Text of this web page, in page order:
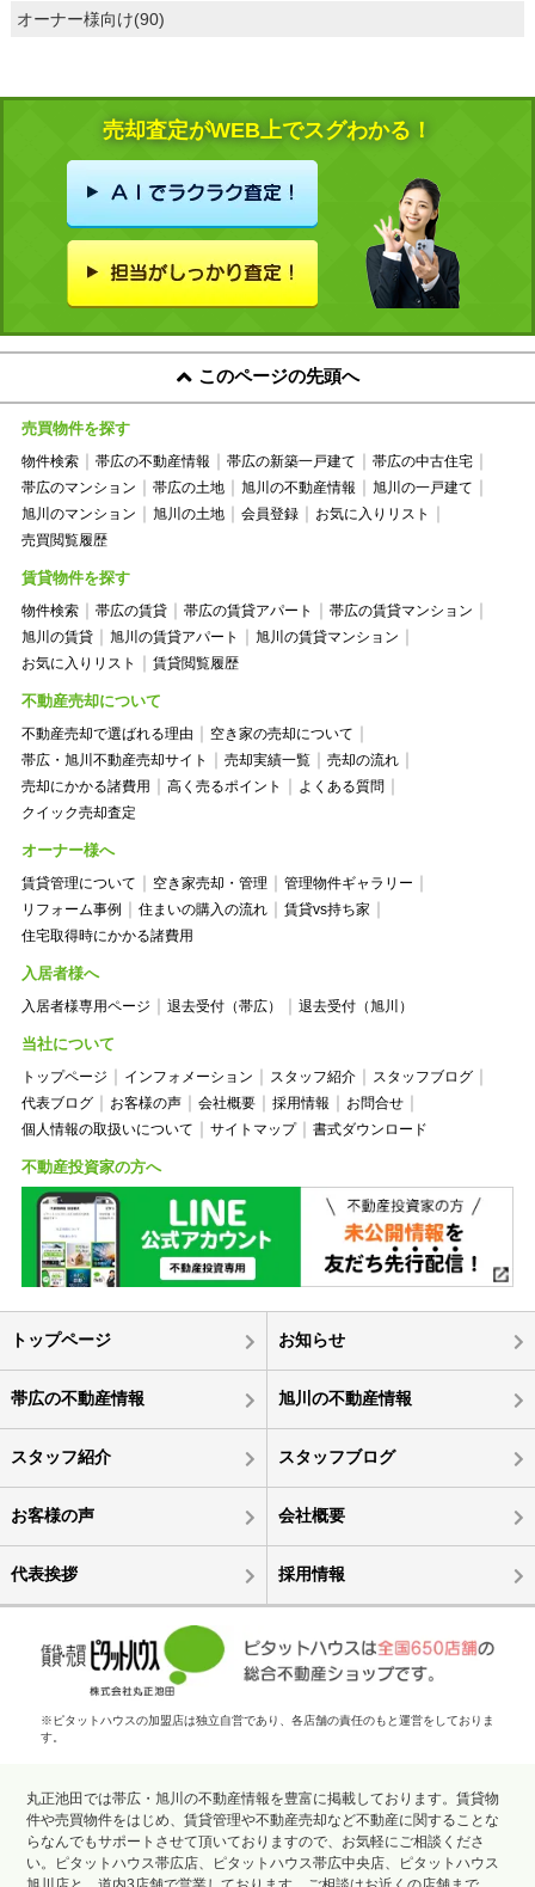
オーナー様向け(90)
売却査定がWEB上でスグわかる！
このページの先頭へ
売買物件を探す
物件検索 帯広の不動産情報 帯広の新築一戸建て
帯広の中古住宅
帯広のマンション
帯広の土地 旭川の不動産情報
旭川の一戸建て
旭川のマンション
旭川の土地 会員登録
お気に入りリスト
売買閲覧履歴
賃貸物件を探す
物件検索 帯広の賃貸 帯広の賃貸アパート
帯広の賃貸マンション
旭川の賃貸
旭川の賃貸アパート
旭川の賃貸マンション
お気に入りリスト
賃貸閲覧履歴
不動産売却について
不動産売却で選ばれる理由
空き家の売却について
帯広・旭川不動産売却サイト
売却実績一覧
売却の流れ
売却にかかる諸費用
高く売るポイント
よくある質問
クイック売却査定
オーナー様へ
賃貸管理について 空き家売却・管理
管理物件ギャラリー
リフォーム事例
住まいの購入の流れ
賃貸vs持ち家
住宅取得時にかかる諸費用
入居者様へ
入居者様専用ページ 退去受付（帯広） 退去受付（旭川）
当社について
トップページ インフォメーション スタッフ紹介
スタッフブログ
代表ブログ
お客様の声 会社概要 採用情報
お問合せ
個人情報の取扱いについて
サイトマップ 書式ダウンロード
不動産投資家の方へ
トップページ お知らせ
帯広の不動産情報 旭川の不動産情報
スタッフ紹介 スタッフブログ
お客様の声 会社概要
代表挨拶 採用情報
※ピタットハウスの加盟店は独立自営であり、各店舗の責任のもと運営をしておりま
す。
丸正池田では帯広・旭川の不動産情報を豊富に掲載しております。賃貸物
件や売買物件をはじめ、賃貸管理や不動産売却など不動産に関することな
らなんでもサポートさせて頂いておりますので、お気軽にご相談くださ
い。ピタットハウス帯広店、ピタットハウス帯広中央店、ピタットハウス